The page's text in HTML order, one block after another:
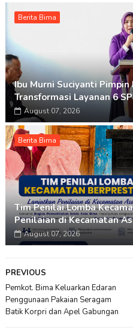
Berita Bima
Ibu Murni Suciyanti Pimpin
Transformasi Layanan 6
August 07, 2026
Berita Bima
Tim Penilai Lomba
Penilaian di Kecamatan
August 07, 2026
PREVIOUS
Pemkot. Bima Keluarkan Edaran
Penggunaan Pakaian Seragam
Batik Korpri dan Apel Gabungan